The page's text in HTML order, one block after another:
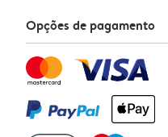
Opções de pagamento